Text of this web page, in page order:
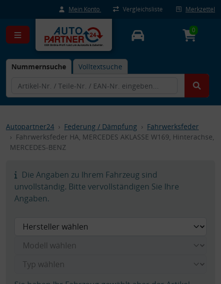
Mein Konto Vergleichsliste Merkzettel
Nummernsuche Volltextsuche
0
Autopartner24 Federung / Dämpfung
Fahrwerksfeder
Fahrwerksfeder HA, MERCEDES AKLASSE W169, Hinterachse,
MERCEDES-BENZ
Die Angaben zu Ihrem Fahrzeug sind
unvollständig. Bitte vervollständigen Sie Ihre
Angaben.